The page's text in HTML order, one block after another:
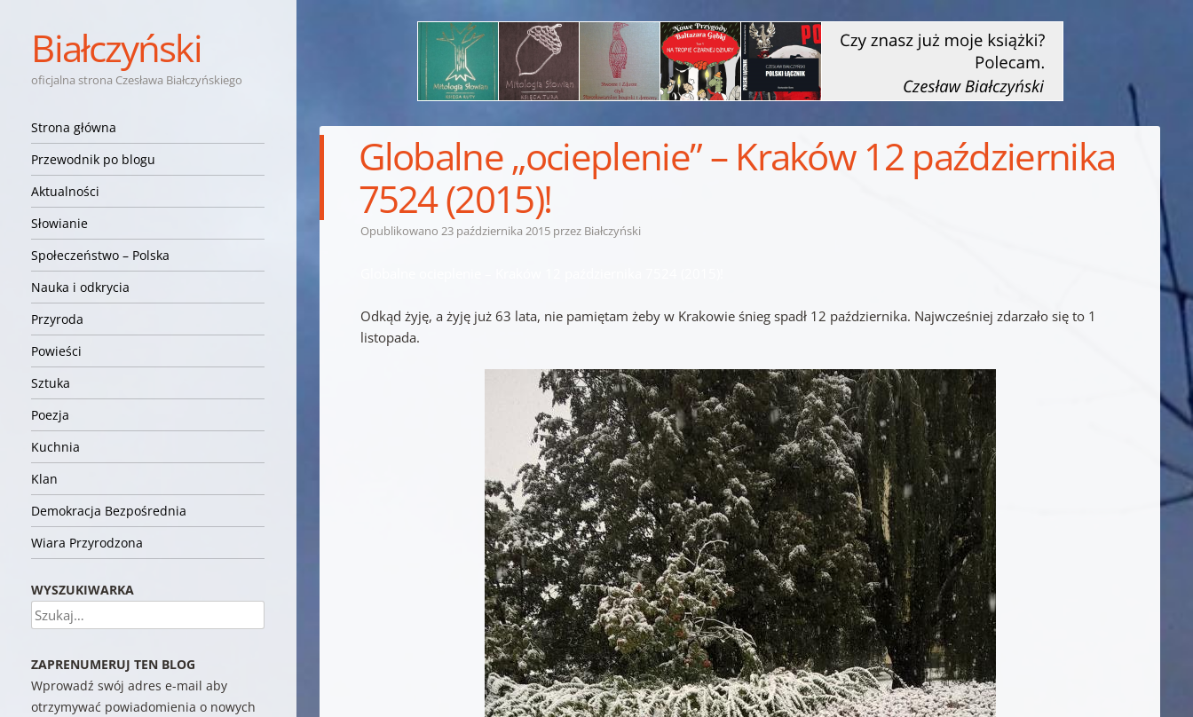
Białczyński
oficjalna strona Czesława Białczyńskiego
Nawigacja
Przejdź do treści
Strona główna
Przewodnik po blogu
Aktualności
Słowianie
Społeczeństwo – Polska
Nauka i odkrycia
Przyroda
Powieści
Sztuka
Poezja
Kuchnia
Klan
Demokracja Bezpośrednia
Wiara Przyrodzona
Globalne „ocieplenie” – Kraków 12 października
7524 (2015)!
Opublikowano23 października 2015 przez Białczyński
Odkąd żyję, a żyję już 63 lata, nie pamiętam żeby w Krakowie śnieg spadł 12 października. Najwcześniej zdarzało się to 1
listopada.
WYSZUKIWARKA
Szukaj
ZAPRENUMERUJ TEN BLOG
Wprowadź swój adres e-mail aby
otrzymywać powiadomienia o nowych